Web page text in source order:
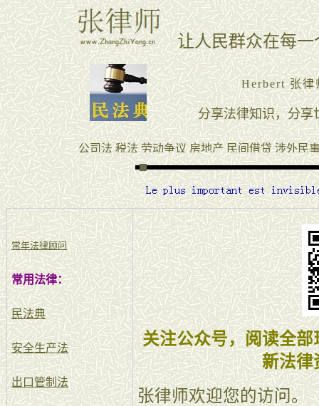
常年法律顾问
常用法律：
民法典
安全生产法
出口管制法
关注公众号，阅读全
新法律
张律师欢迎您的访问。